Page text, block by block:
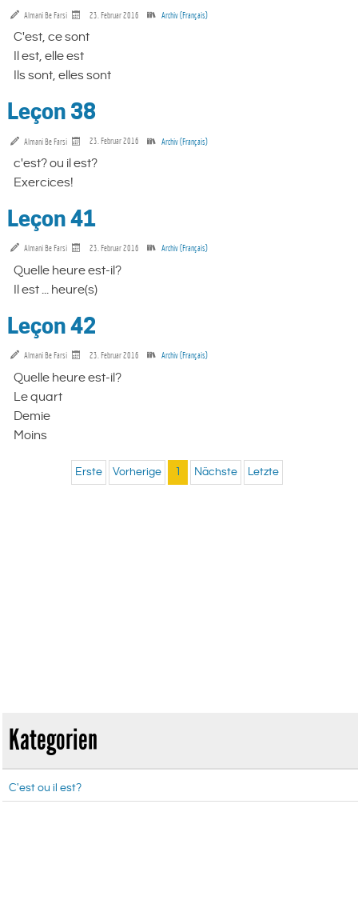
Almani Be Farsi 23. Februar 2016 Archiv (Français)
C'est, ce sont
Il est, elle est
Ils sont, elles sont
Leçon 38
Almani Be Farsi 23. Februar 2016 Archiv (Français)
c'est? ou il est?
Exercices!
Leçon 41
Almani Be Farsi 23. Februar 2016 Archiv (Français)
Quelle heure est-il?
Il est ... heure(s)
Leçon 42
Almani Be Farsi 23. Februar 2016 Archiv (Français)
Quelle heure est-il?
Le quart
Demie
Moins
Erste Vorherige Nächste Letzte
Kategorien
C'est ou il est?